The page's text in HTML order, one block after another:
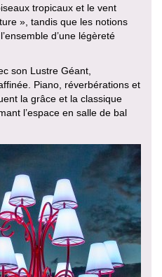
tropicaux et le vent
», tandis que les notions
d’une légèreté
son Lustre Géant,
Piano, réverbérations et
la grâce et la classique
l’espace en salle de bal